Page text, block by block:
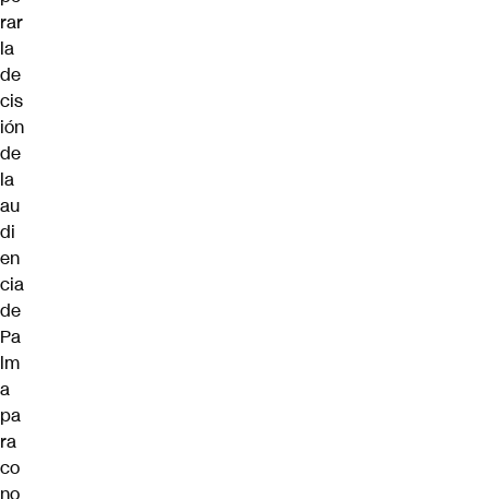
rar
la
de
cis
ión
de
la
au
di
en
cia
de
Pa
lm
a
pa
ra
co
no